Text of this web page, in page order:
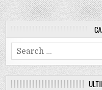
Search
for: